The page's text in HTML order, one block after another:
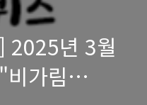
2025년 3월
가림